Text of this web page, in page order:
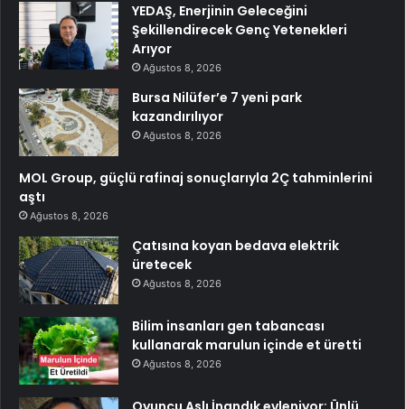
YEDAŞ, Enerjinin Geleceğini
Şekillendirecek Genç Yetenekleri
Arıyor
Ağustos 8, 2026
Bursa Nilüfer’e 7 yeni park
kazandırılıyor
Ağustos 8, 2026
MOL Group, güçlü rafinaj sonuçlarıyla 2Ç tahminlerini
aştı
Ağustos 8, 2026
Çatısına koyan bedava elektrik
üretecek
Ağustos 8, 2026
Bilim insanları gen tabancası
kullanarak marulun içinde et üretti
Ağustos 8, 2026